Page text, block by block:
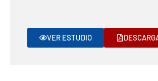
VER ESTUDIO